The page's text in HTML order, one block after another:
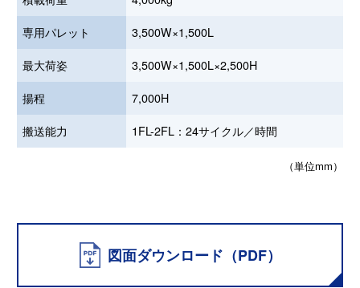
専用パレット 3,500W×1,500L
最大荷姿 3,500W×1,500L×2,500H
揚程 7,000H
搬送能力 1FL-2FL：24サイクル／時間
（単位mm）
図面ダウンロード（PDF）